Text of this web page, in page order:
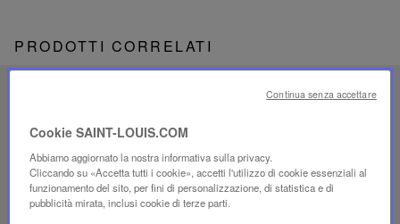
PRODOTTI CORRELATI
SAVOIR-FAIRE UNICO
ILLUMINAZIONE FOLIA
Cookie SAINT-LOUIS.COM
Abbiamo aggiornato la nostra informativa sulla privacy.
Cliccando su «Accetta tutti i cookie», accetti l'utilizzo di cookie essenziali al
funzionamento del sito, per fini di personalizzazione, di statistica e di
pubblicità mirata, inclusi cookie di terze parti.
Continua senza accettare